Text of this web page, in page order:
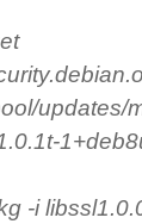
updates/
-i